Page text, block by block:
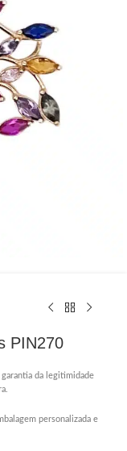
PIN270
da legitimidade
personalizada e